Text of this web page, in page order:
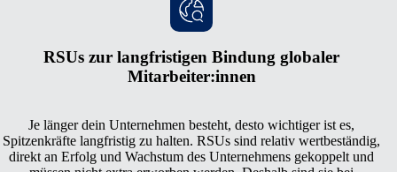
RSUs zur langfristigen Bindung globaler
Mitarbeiter:innen
Je länger dein Unternehmen besteht, desto wichtiger ist es,
Spitzenkräfte langfristig zu halten. RSUs sind relativ wertbeständig,
direkt an Erfolg und Wachstum des Unternehmens gekoppelt und